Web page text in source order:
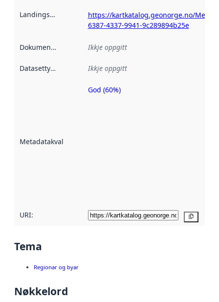
Landingsside
https://kartkatalog.geonorge.no/
6387-4337-9941-9c289894b25e
Dokumentasjon Ikkje oppgitt
Datasettype Ikkje oppgitt
Metadatakvalitet
Metadatakvalitet
God (60%)
URI:
Tema
Regionar og byar
Nøkkelord